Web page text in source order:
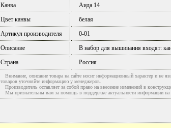
Канва
Аида 14
Цвет канвы
белая
Артикул производителя
0-01
Описание
В набор для вышивания входят:
Страна
Россия
Внимание, описание товара на сайте носит информационный характер и не
товаров уточняйте информацию у менеджеров.
Производитель оставляет за собой право на внесение изменений в
Мы признательны вам за помощь в поддержке актуальности информации на